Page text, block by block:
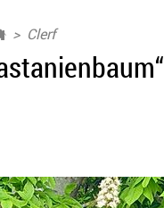
Clerf